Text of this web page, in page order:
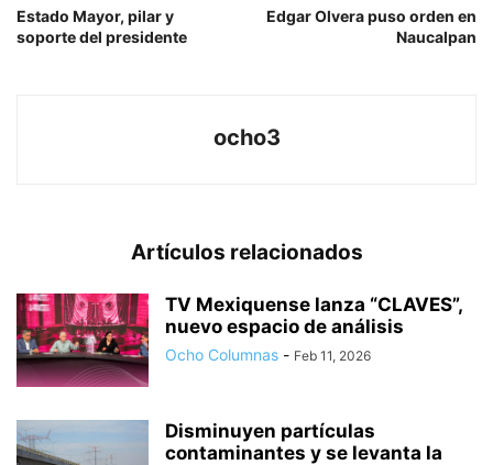
Estado Mayor, pilar y
soporte del presidente
Edgar Olvera puso orden en
Naucalpan
ocho3
Artículos relacionados
TV Mexiquense lanza “CLAVES”,
nuevo espacio de análisis
Ocho Columnas - Feb 11, 2026
Disminuyen partículas
contaminantes y se levanta la